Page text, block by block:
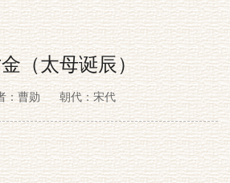
（太母诞辰）
：曹勋 朝代：宋代